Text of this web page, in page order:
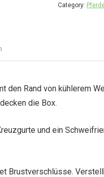
Category:
den Rand von kühlerem
die Box.
und ein
Brustverschlüsse.